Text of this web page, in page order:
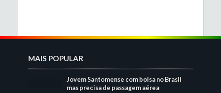
MAIS POPULAR
Jovem Santomense com bolsa no Brasil
mas precisa de passagem aérea